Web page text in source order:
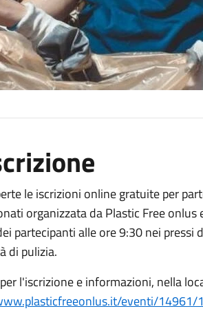
le iscrizioni online gratuite per
organizzata da Plastic Free
partecipanti alle ore 9:30 nei pressi
di pulizia.
l'iscrizione e informazioni, nella
eventi/